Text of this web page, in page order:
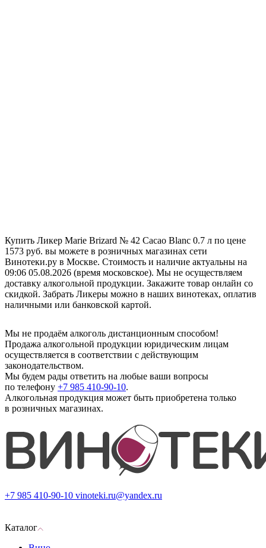
Купить Ликер Marie Brizard № 42 Cacao Blanc 0.7 л по цене
1573 руб. вы можете в розничных магазинах сети
Винотеки.ру в Москве. Стоимость и наличие актуальны на
09:06 05.08.2026 (время московское). Мы не осуществляем
доставку алкогольной продукции. Закажите товар онлайн со
скидкой. Забрать Ликеры можно в наших винотеках, оплатив
наличными или банковской картой.
Мы не продаём алкоголь дистанционным способом!
Продажа алкогольной продукции юридическим лицам
осуществляется в соответствии с действующим
законодательством.
Мы будем рады ответить на любые ваши вопросы
по телефону +7 985 410-90-10.
Алкогольная продукция может быть приобретена только
в розничных магазинах.
+7 985 410-90-10 vinoteki.ru@yandex.ru
Каталог